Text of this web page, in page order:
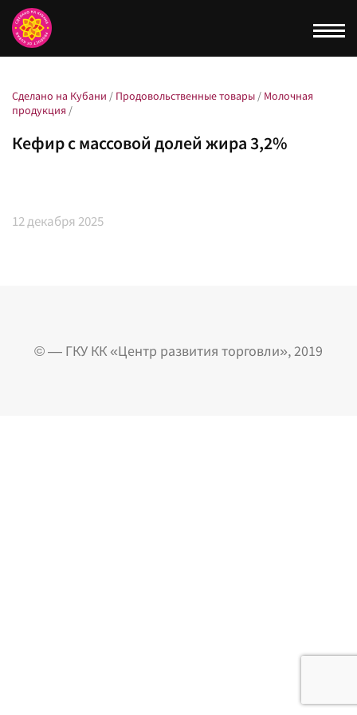
Сделано на Кубани / Продовольственные товары / Молочная
продукция /
Кефир с массовой долей жира 3,2%
12декабря 2025
© — ГКУ КК «Центр развития торговли», 2019